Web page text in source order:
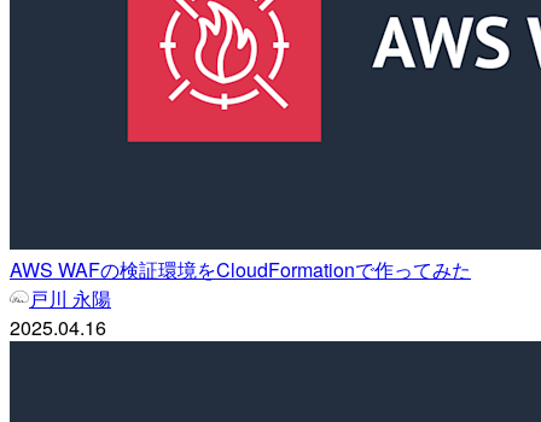
AWS WAFの検証環境をCloudFormationで作ってみた
戸川 永陽
2025.04.16